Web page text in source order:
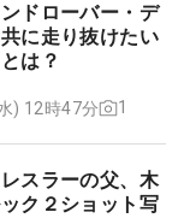
ドローバー・デ
に走り抜けたい
は？
) 12時47分
1
スラーの父、木
ク２ショット写